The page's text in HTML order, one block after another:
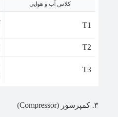
کلاس آب و هوایی
T1
T2
T3
۳. کمپرسور (Compressor)